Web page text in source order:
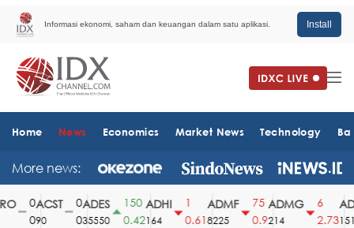
Informasi ekonomi, saham dan keuangan dalam satu aplikasi. Install
Home News Economics Market News Technology
More news:
ACST
90
ADES
35550
150
0.42
ADHI
164
0.61
ADMF
8225
75
0.9
ADMG
214
2.731510